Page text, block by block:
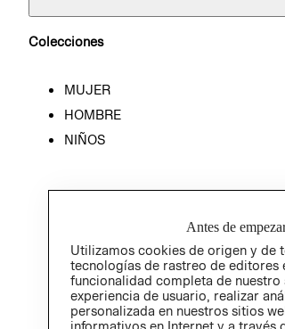
Colecciones
MUJER
HOMBRE
NIÑOS
Antes de
Utilizamos cookies de origen y de
tecnologías de rastreo de editores
funcionalidad completa de
experiencia de usuario, realizar
personalizada en nuestros sitios
informativos en Internet y a través